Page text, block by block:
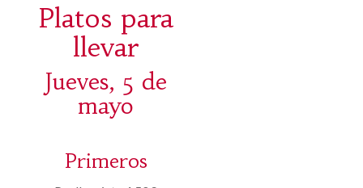
Platos para
llevar
Jueves, 5 de
mayo
Primeros